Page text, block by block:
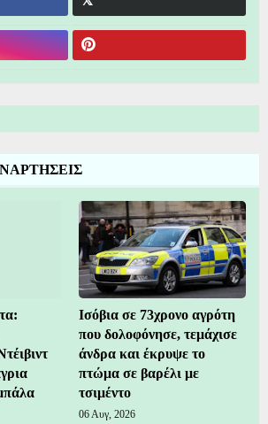
Ισόβια σε 73χρονο αγρότη
που δολοφόνησε, τεμάχισε
άνδρα και έκρυψε το
πτώμα σε βαρέλι με
τσιμέντο
06 Αυγ, 2026